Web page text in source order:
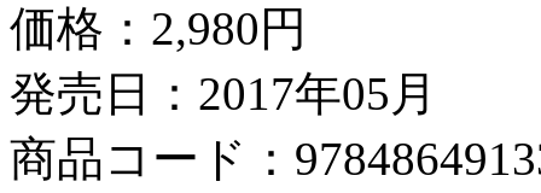
価格： 2,980円
発売日：2017年05月
商品コード：